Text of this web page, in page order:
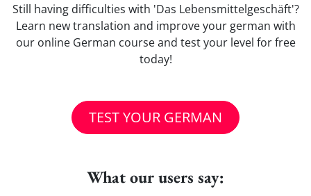
Still having difficulties with 'Das Lebensmittelgeschäft'?
Learn new translation and improve your german with
our online German course and test your level for free
today!
TEST YOUR GERMAN
What our users say: